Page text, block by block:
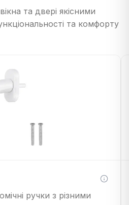
та двері якісними
та комфорту
ручки з різними